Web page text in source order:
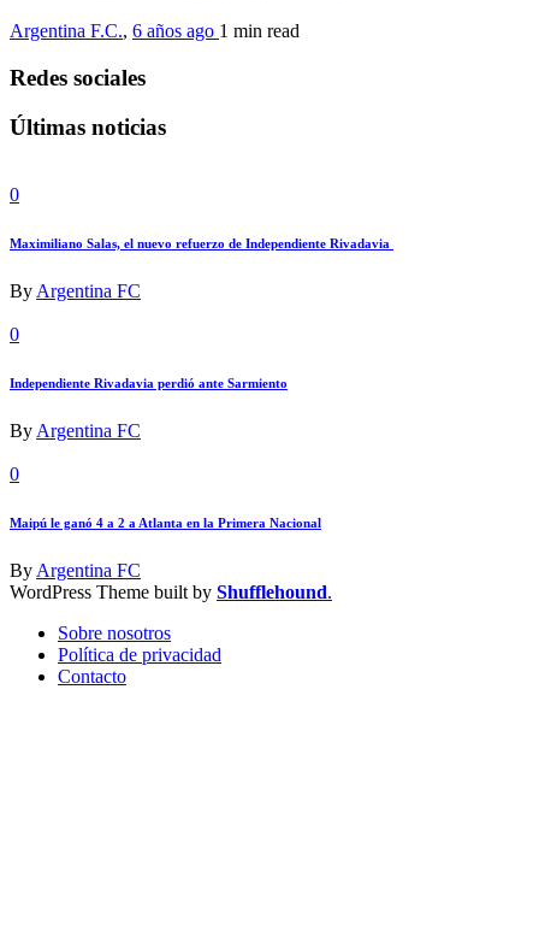
Argentina F.C., 6 años ago 1 min read
Redes sociales
Últimas noticias
0
Maximiliano Salas, el nuevo refuerzo de Independiente Rivadavia
By Argentina FC
0
Independiente Rivadavia perdió ante Sarmiento
By Argentina FC
0
Maipú le ganó 4 a 2 a Atlanta en la Primera Nacional
By Argentina FC
WordPress Theme built by Shufflehound.
Sobre nosotros
Política de privacidad
Contacto